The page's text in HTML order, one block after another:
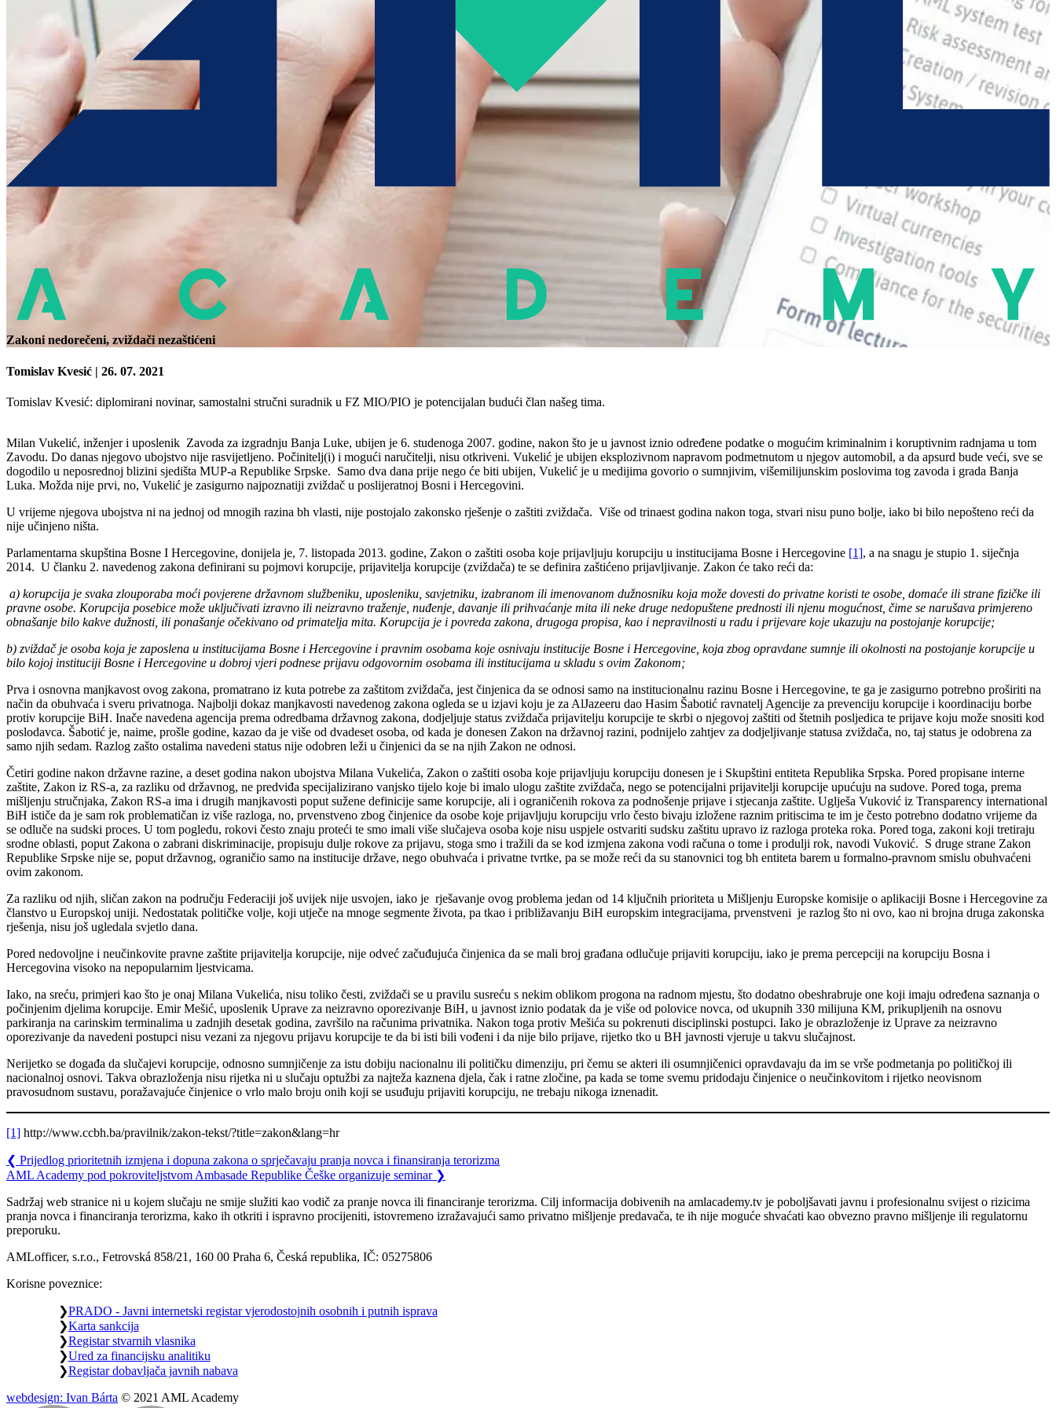
Zakoni nedorečeni, zviždači nezaštićeni
Tomislav Kvesić | 26. 07. 2021
Tomislav Kvesić: diplomirani novinar, samostalni stručni suradnik u FZ MIO/PIO je potencijalan budući član našeg tima.
Milan Vukelić, inženjer i uposlenik Zavoda za izgradnju Banja Luke, ubijen je 6. studenoga 2007. godine, nakon što je u javnost iznio određene podatke o mogućim kriminalnim i koruptivnim radnjama u tom
Zavodu. Do danas njegovo ubojstvo nije rasvijetljeno. Počinitelj(i) i mogući naručitelji, nisu otkriveni. Vukelić je ubijen eksplozivnom napravom podmetnutom u njegov automobil, a da apsurd bude veći, sve se
dogodilo u neposrednoj blizini sjedišta MUP-a Republike Srpske. Samo dva dana prije nego će biti ubijen, Vukelić je u medijima govorio o sumnjivim, višemilijunskim poslovima tog zavoda i grada Banja
Luka. Možda nije prvi, no, Vukelić je zasigurno najpoznatiji zviždač u poslijeratnoj Bosni i Hercegovini.
U vrijeme njegova ubojstva ni na jednoj od mnogih razina bh vlasti, nije postojalo zakonsko rješenje o zaštiti zviždača. Više od trinaest godina nakon toga, stvari nisu puno bolje, iako bi bilo nepošteno reći da
nije učinjeno ništa.
Parlamentarna skupština Bosne I Hercegovine, donijela je, 7. listopada 2013. godine, Zakon o zaštiti osoba koje prijavljuju korupciju u institucijama Bosne i Hercegovine [1], a na snagu je stupio 1. siječnja
2014. U članku 2. navedenog zakona definirani su pojmovi korupcije, prijavitelja korupcije (zviždača) te se definira zaštićeno prijavljivanje. Zakon će tako reći da:
a) korupcija je svaka zlouporaba moći povjerene državnom službeniku, uposleniku, savjetniku, izabranom ili imenovanom dužnosniku koja može dovesti do privatne koristi te osobe, domaće ili strane fizičke ili
pravne osobe. Korupcija posebice može uključivati izravno ili neizravno traženje, nuđenje, davanje ili prihvaćanje mita ili neke druge nedopuštene prednosti ili njenu mogućnost, čime se narušava primjereno
obnašanje bilo kakve dužnosti, ili ponašanje očekivano od primatelja mita. Korupcija je i povreda zakona, drugoga propisa, kao i nepravilnosti u radu i prijevare koje ukazuju na postojanje korupcije;
b) zviždač je osoba koja je zaposlena u institucijama Bosne i Hercegovine i pravnim osobama koje osnivaju institucije Bosne i Hercegovine, koja zbog opravdane sumnje ili okolnosti na postojanje korupcije u
bilo kojoj instituciji Bosne i Hercegovine u dobroj vjeri podnese prijavu odgovornim osobama ili institucijama u skladu s ovim Zakonom;
Prva i osnovna manjkavost ovog zakona, promatrano iz kuta potrebe za zaštitom zviždača, jest činjenica da se odnosi samo na institucionalnu razinu Bosne i Hercegovine, te ga je zasigurno potrebno proširiti na
način da obuhvaća i sveru privatnoga. Najbolji dokaz manjkavosti navedenog zakona ogleda se u izjavi koju je za AlJazeeru dao Hasim Šabotić ravnatelj Agencije za prevenciju korupcije i koordinaciju borbe
protiv korupcije BiH. Inače navedena agencija prema odredbama državnog zakona, dodjeljuje status zviždača prijavitelju korupcije te skrbi o njegovoj zaštiti od štetnih posljedica te prijave koju može snositi kod
poslodavca. Šabotić je, naime, prošle godine, kazao da je više od dvadeset osoba, od kada je donesen Zakon na državnoj razini, podnijelo zahtjev za dodjeljivanje statusa zviždača, no, taj status je odobrena za
samo njih sedam. Razlog zašto ostalima navedeni status nije odobren leži u činjenici da se na njih Zakon ne odnosi.
Četiri godine nakon državne razine, a deset godina nakon ubojstva Milana Vukelića, Zakon o zaštiti osoba koje prijavljuju korupciju donesen je i Skupštini entiteta Republika Srpska. Pored propisane interne
zaštite, Zakon iz RS-a, za razliku od državnog, ne predviđa specijalizirano vanjsko tijelo koje bi imalo ulogu zaštite zviždača, nego se potencijalni prijavitelji korupcije upućuju na sudove. Pored toga, prema
mišljenju stručnjaka, Zakon RS-a ima i drugih manjkavosti poput sužene definicije same korupcije, ali i ograničenih rokova za podnošenje prijave i stjecanja zaštite. Uglješa Vuković iz Transparency international
BiH ističe da je sam rok problematičan iz više razloga, no, prvenstveno zbog činjenice da osobe koje prijavljuju korupciju vrlo često bivaju izložene raznim pritiscima te im je često potrebno dodatno vrijeme da
se odluče na sudski proces. U tom pogledu, rokovi često znaju proteći te smo imali više slučajeva osoba koje nisu uspjele ostvariti sudsku zaštitu upravo iz razloga proteka roka. Pored toga, zakoni koji tretiraju
srodne oblasti, poput Zakona o zabrani diskriminacije, propisuju dulje rokove za prijavu, stoga smo i tražili da se kod izmjena zakona vodi računa o tome i produlji rok, navodi Vuković. S druge strane Zakon
Republike Srpske nije se, poput državnog, ograničio samo na institucije države, nego obuhvaća i privatne tvrtke, pa se može reći da su stanovnici tog bh entiteta barem u formalno-pravnom smislu obuhvaćeni
ovim zakonom.
Za razliku od njih, sličan zakon na području Federaciji još uvijek nije usvojen, iako je rješavanje ovog problema jedan od 14 ključnih prioriteta u Mišljenju Europske komisije o aplikaciji Bosne i Hercegovine za
članstvo u Europskoj uniji. Nedostatak političke volje, koji utječe na mnoge segmente života, pa tkao i približavanju BiH europskim integracijama, prvenstveni je razlog što ni ovo, kao ni brojna druga zakonska
rješenja, nisu još ugledala svjetlo dana.
Pored nedovoljne i neučinkovite pravne zaštite prijavitelja korupcije, nije odveć začuđujuća činjenica da se mali broj građana odlučuje prijaviti korupciju, iako je prema percepciji na korupciju Bosna i
Hercegovina visoko na nepopularnim ljestvicama.
Iako, na sreću, primjeri kao što je onaj Milana Vukelića, nisu toliko česti, zviždači se u pravilu susreću s nekim oblikom progona na radnom mjestu, što dodatno obeshrabruje one koji imaju određena saznanja o
počinjenim djelima korupcije. Emir Mešić, uposlenik Uprave za neizravno oporezivanje BiH, u javnost iznio podatak da je više od polovice novca, od ukupnih 330 milijuna KM, prikupljenih na osnovu
parkiranja na carinskim terminalima u zadnjih desetak godina, završilo na računima privatnika. Nakon toga protiv Mešića su pokrenuti disciplinski postupci. Iako je obrazloženje iz Uprave za neizravno
oporezivanje da navedeni postupci nisu vezani za njegovu prijavu korupcije te da bi isti bili vođeni i da nije bilo prijave, rijetko tko u BH javnosti vjeruje u takvu slučajnost.
Nerijetko se događa da slučajevi korupcije, odnosno sumnjičenje za istu dobiju nacionalnu ili političku dimenziju, pri čemu se akteri ili osumnjičenici opravdavaju da im se vrše podmetanja po političkoj ili
nacionalnoj osnovi. Takva obrazloženja nisu rijetka ni u slučaju optužbi za najteža kaznena djela, čak i ratne zločine, pa kada se tome svemu pridodaju činjenice o neučinkovitom i rijetko neovisnom
pravosudnom sustavu, poražavajuće činjenice o vrlo malo broju onih koji se usuđuju prijaviti korupciju, ne trebaju nikoga iznenadit.
[1] http://www.ccbh.ba/pravilnik/zakon-tekst/?title=zakon&lang=hr
❮ Prijedlog prioritetnih izmjena i dopuna zakona o sprječavaju pranja novca i finansiranja terorizma
AML Academy pod pokroviteljstvom Ambasade Republike Češke organizuje seminar ❯
Sadržaj web stranice ni u kojem slučaju ne smije služiti kao vodič za pranje novca ili financiranje terorizma. Cilj informacija dobivenih na amlacademy.tv je poboljšavati javnu i profesionalnu svijest o rizicima
pranja novca i financiranja terorizma, kako ih otkriti i ispravno procijeniti, istovremeno izražavajući samo privatno mišljenje predavača, te ih nije moguće shvaćati kao obvezno pravno mišljenje ili regulatornu
preporuku.
AMLofficer, s.r.o., Fetrovská 858/21, 160 00 Praha 6, Česká republika, IČ: 05275806
Korisne poveznice:
PRADO - Javni internetski registar vjerodostojnih osobnih i putnih isprava
Karta sankcija
Registar stvarnih vlasnika
Ured za financijsku analitiku
Registar dobavljača javnih nabava
webdesign: Ivan Bárta © 2021 AML Academy